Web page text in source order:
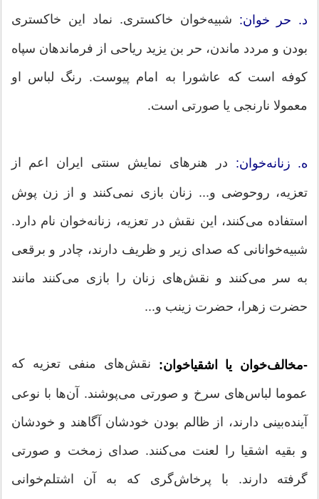
د. حر خوان: شبیه‌خوان خاکستری. نماد این خاکستری
بودن و مردد ماندن، حر بن یزید ریاحی از فرماندهان سپاه
کوفه است که عاشورا به امام پیوست. رنگ لباس او
معمولا نارنجی یا صورتی است.
ه. زنانه‌خوان: در هنرهای نمایش سنتی ایران اعم از
تعزیه، روحوضی و... زنان بازی نمی‌کنند و از زن پوش
استفاده می‌کنند، این نقش در تعزیه، زنانه‌خوان نام دارد.
شبیه‌خوانانی که صدای زیر و ظریف دارند، چادر و برقعی
به سر می‌کنند و نقش‌های زنان را بازی می‌کنند مانند
حضرت زهرا، حضرت زینب و...
-مخالف‌خوان یا اشقیاخوان: نقش‌های منفی تعزیه که
عموما لباس‌های سرخ‌ و صورتی می‌پوشند. آن‌ها با نوعی
آینده‌بینی دارند، از ظالم بودن خودشان آگاهند و خودشان
و بقیه اشقیا را لعنت می‌کنند. صدای زمخت و صورتی
گرفته دارند. با پرخاش‌گری که به آن اشتلم‌خوانی